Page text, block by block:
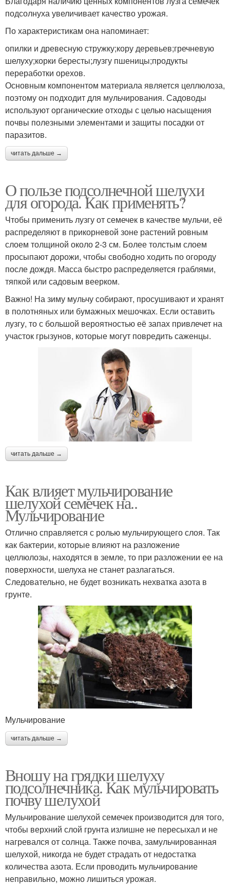
подсолнуха увеличивает качество урожая.
По характеристикам она напоминает:
опилки и древесную стружку;кору деревьев;гречневую
шелуху;корки бересты;лузгу пшеницы;продукты
переработки орехов.
Основным компонентом материала является целлюлоза,
поэтому он подходит для мульчирования. Садоводы
используют органические отходы с целью насыщения
почвы полезными элементами и защиты посадки от
паразитов.
читать дальше →
О пользе подсолнечной шелухи
для огорода. Как применять?
Чтобы применить лузгу от семечек в качестве мульчи, её
распределяют в прикорневой зоне растений ровным
слоем толщиной около 2-3 см. Более толстым слоем
просыпают дорожи, чтобы свободно ходить по огороду
после дождя. Масса быстро распределяется граблями,
тяпкой или садовым веерком.
Важно! На зиму мульчу собирают, просушивают и хранят
в полотняных или бумажных мешочках. Если оставить
лузгу, то с большой вероятностью её запах привлечет на
участок грызунов, которые могут повредить саженцы.
читать дальше →
Как влияет мульчирование
шелухой семечек на..
Мульчирование
Отлично справляется с ролью мульчирующего слоя. Так
как бактерии, которые влияют на разложение
целлюлозы, находятся в земле, то при разложении ее на
поверхности, шелуха не станет разлагаться.
Следовательно, не будет возникать нехватка азота в
грунте.
Мульчирование
читать дальше →
Вношу на грядки шелуху
подсолнечника. Как мульчировать
почву шелухой
Мульчирование шелухой семечек производится для того,
чтобы верхний слой грунта излишне не пересыхал и не
нагревался от солнца. Также почва, замульчированная
шелухой, никогда не будет страдать от недостатка
количества азота. Если проводить мульчирование
неправильно, можно лишиться урожая.